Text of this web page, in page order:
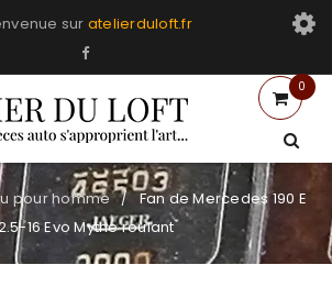
sur atelierduloft.fr
0
pour homme /
Fan de Mercedes 190 E
16 Evo Mythe roulant